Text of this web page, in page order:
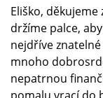
Eliško,
držíme palce,
nejdříve
mnoho
nepatrnou